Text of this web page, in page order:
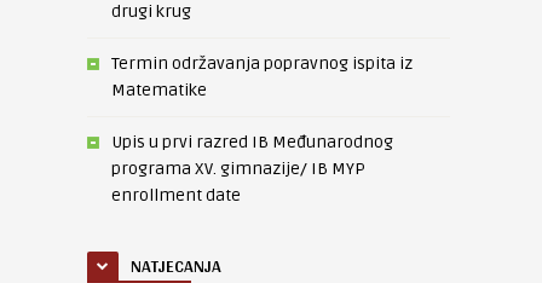
drugi krug
Termin održavanja popravnog ispita iz
Matematike
Upis u prvi razred IB Međunarodnog
programa XV. gimnazije/ IB MYP
enrollment date
NATJECANJA